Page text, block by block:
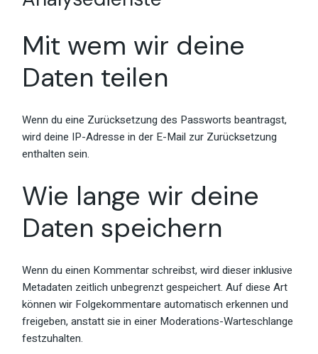
Mit wem wir deine
Daten teilen
Wenn du eine Zurücksetzung des Passworts beantragst,
wird deine IP-Adresse in der E-Mail zur Zurücksetzung
enthalten sein.
Wie lange wir deine
Daten speichern
Wenn du einen Kommentar schreibst, wird dieser inklusive
Metadaten zeitlich unbegrenzt gespeichert. Auf diese Art
können wir Folgekommentare automatisch erkennen und
freigeben, anstatt sie in einer Moderations-Warteschlange
festzuhalten.